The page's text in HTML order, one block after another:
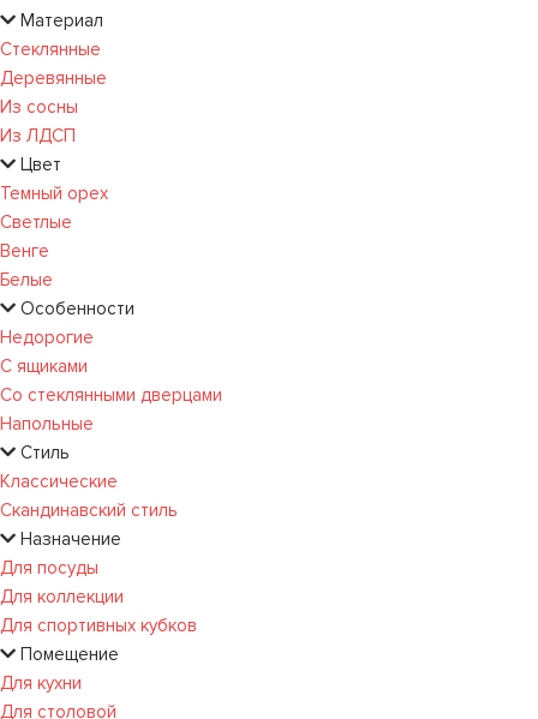
Материал
Стеклянные
Деревянные
Из сосны
Из ЛДСП
Цвет
Темный орех
Светлые
Венге
Белые
Особенности
Недорогие
С ящиками
Со стеклянными дверцами
Напольные
Стиль
Классические
Скандинавский стиль
Назначение
Для посуды
Для коллекции
Для спортивных кубков
Помещение
Для кухни
Для столовой